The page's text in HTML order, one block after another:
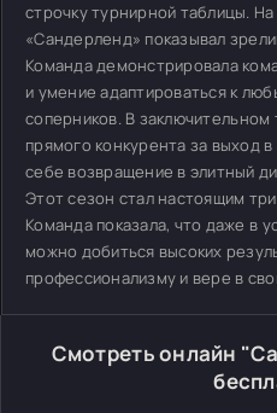
строчку турнирной таблицы.
«Сандерленд» показывал
Команда демонстрировала
и умение адаптироваться к
соперников. В
прямого конкурента за выход
себе возвращение в элитный
Этот сезон стал настоящим
Команда показала, что даже в
можно добиться высоких
профессионализму и вере в
Смотреть онлайн